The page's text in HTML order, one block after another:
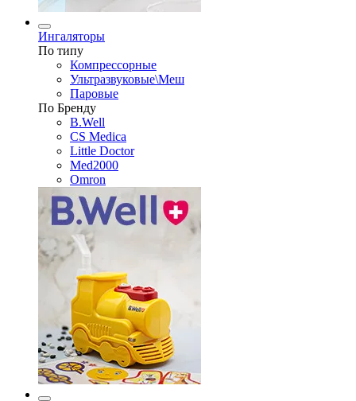
Ингаляторы
По типу
Компрессорные
Ультразвуковые\Меш
Паровые
По Бренду
B.Well
CS Medica
Little Doctor
Med2000
Omron